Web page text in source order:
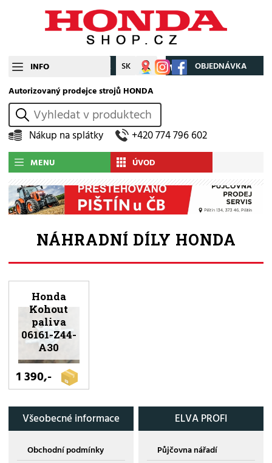
INFO CZ SK Můj účet OBJEDNÁVKA
Autorizovaný prodejce strojů HONDA
vyhledat
Nákup na splátky +420 774 796 602
MENU ÚVOD
NÁHRADNÍ DÍLY HONDA
Honda
Kohout
paliva
06161-Z44-
A30
1 390,-
Všeobecné informace
Obchodní podmínky
ELVA PROFI
Půjčovna nářadí